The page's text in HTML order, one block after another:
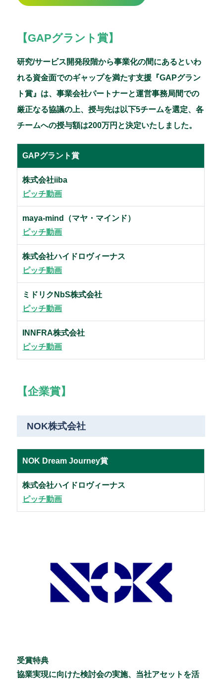
【GAPグラント賞】
研究/サービス開発段階から事業化の間にあるといわ
れる資金面でのギャップを満たす支援『GAPグラン
ト賞』は、事業会社パートナーと運営事務局間での
厳正なる協議の上、授与先は以下5チームを選定、各
チームへの授与額は200万円と決定いたしました。
GAPグラント賞
株式会社iiba
ピッチ動画
maya-mind（マヤ・マインド）
ピッチ動画
株式会社ハイドロヴィーナス
ピッチ動画
ミドリクNbS株式会社
ピッチ動画
INNFRA株式会社
ピッチ動画
【企業賞】
NOK株式会社
NOK Dream Journey賞
株式会社ハイドロヴィーナス
ピッチ動画
受賞特典
協業実現に向けた検討会の実施、当社アセットを活